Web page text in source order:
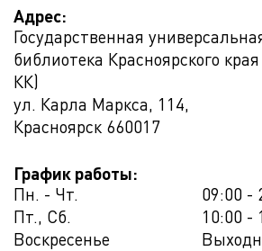
Адрес:
Государственная
библиотека Красноярского
КК)
ул. Карла Маркса, 114,
Красноярск 660017
График работы:
Пн. - Чт.
09:00 -
Пт., Сб.
10:00 -
Воскресенье